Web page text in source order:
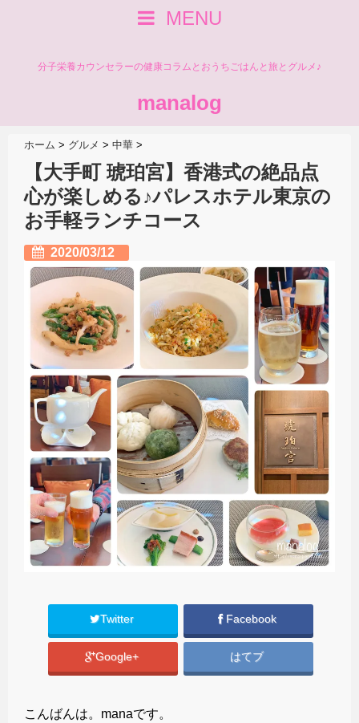
MENU
分子栄養カウンセラーの健康コラムとおうちごはんと旅とグルメ♪
manalog
ホーム > グルメ > 中華 >
【大手町 琥珀宮】香港式の絶品点
心が楽しめる♪パレスホテル東京の
お手軽ランチコース
2020/03/12
Twitter Facebook
Google+ はてブ
こんばんは。manaです。